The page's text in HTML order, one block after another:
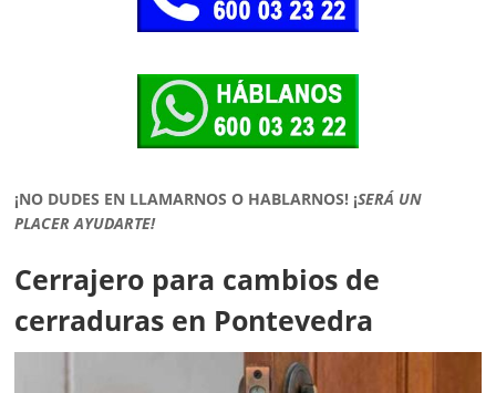
¡NO DUDES EN LLAMARNOS O HABLARNOS! ¡SERÁ UN
PLACER AYUDARTE!
Cerrajero para cambios de
cerraduras en Pontevedra